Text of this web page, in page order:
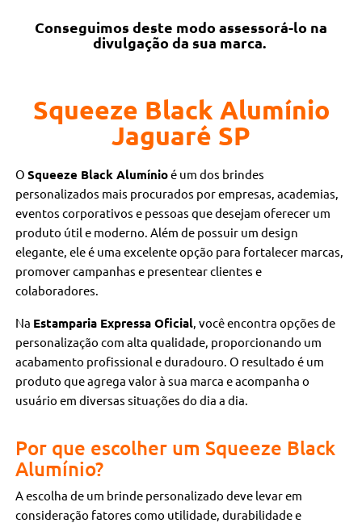
Conseguimos deste modo assessorá-lo na
divulgação da sua marca.
Squeeze Black Alumínio
Jaguaré SP
OSqueeze Black Alumínioé um dos brindes
personalizados mais procurados por empresas, academias,
eventos corporativos e pessoas que desejam oferecer um
produto útil e moderno. Além de possuir um design
elegante, ele é uma excelente opção para fortalecer marcas,
promover campanhas e presentear clientes e
colaboradores.
Na Estamparia Expressa Oficial, você encontra opções de
personalização com alta qualidade, proporcionando um
acabamento profissional e duradouro. O resultado é um
produto que agrega valor à sua marca e acompanha o
usuário em diversas situações do dia a dia.
Por que escolher um Squeeze Black
Alumínio?
A escolha de um brinde personalizado deve levar em
consideração fatores como utilidade, durabilidade e